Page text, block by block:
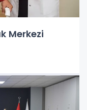
Merkezi